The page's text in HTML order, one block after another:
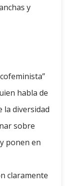
y
habla de
la diversidad
sobre
ponen en
claramente